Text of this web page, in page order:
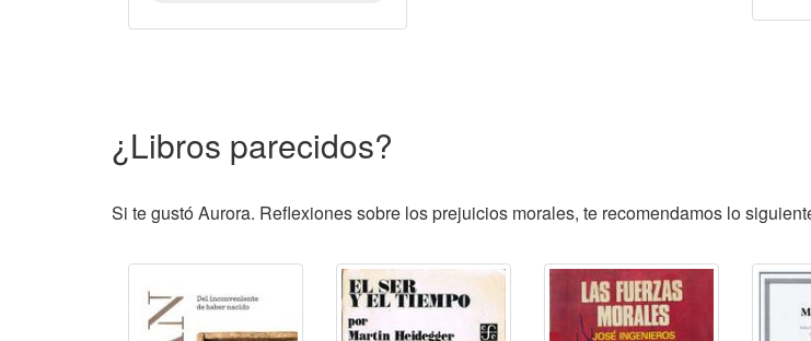
¿Libros parecidos?
Si te gustó Aurora. Reflexiones sobre los prejuicios morales, te recomendamos lo